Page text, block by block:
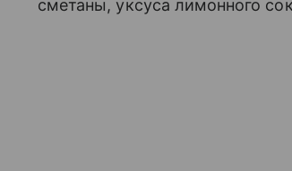
сметаны, уксуса лимонного